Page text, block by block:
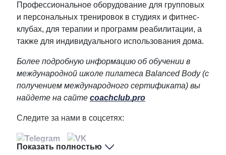
Профессиональное оборудование для групповых
и персональных тренировок в студиях и фитнес-
клубах, для терапии и программ реабилитации, а
также для индивидуального использования дома.
Более подробную информацию об обучении в
международной школе пилатеса Balanced Body(с
получением международного сертификата) вы
найдете на сайте coachclub.pro
Следите за нами в соцсетях:
Показать полностью